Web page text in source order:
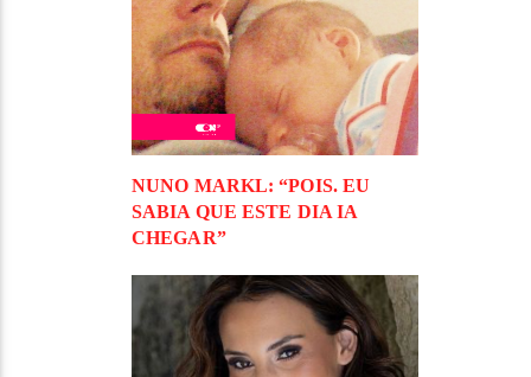
NUNO MARKL: “POIS. EU
SABIA QUE ESTE DIA IA
CHEGAR”